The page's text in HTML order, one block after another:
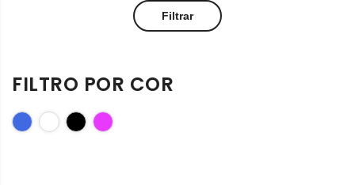
Preço
mínimo
Preço
máximo
Filtrar
FILTRO POR COR
Azul RoyalBrancoPreto Rosa